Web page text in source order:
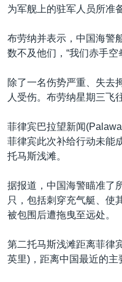
为军舰上的驻军人员所准
布劳纳并表示，中国海警
数不及他们，“我们赤手空
除了一名伤势严重、失去
人受伤。布劳纳星期三飞
菲律宾巴拉望新闻
菲律宾此次补给行动未能
托马斯浅滩。
据报道，中国海警瞄准了
只，包括刺穿充气艇、使
被包围后遭拖曳至远处。
第二托马斯浅滩距离菲律
英里)，距离中国最近的主